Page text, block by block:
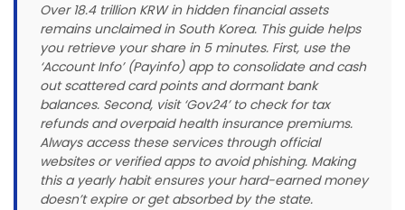
Over 18.4 trillion KRW in hidden financial assets
remains unclaimed in South Korea. This guide helps
you retrieve your share in 5 minutes. First, use the
‘Account Info’ (Payinfo) app to consolidate and cash
out scattered card points and dormant bank
balances. Second, visit ‘Gov24’ to check for tax
refunds and overpaid health insurance premiums.
Always access these services through official
websites or verified apps to avoid phishing. Making
this a yearly habit ensures your hard-earned money
doesn’t expire or get absorbed by the state.